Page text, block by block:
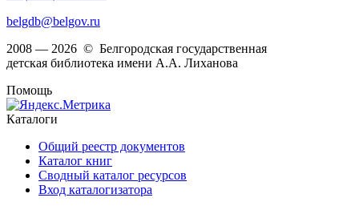
belgdb@belgov.ru
2008 — 2026 © Белгородская государственная
детская библиотека имени А.А. Лиханова
Помощь
Каталоги
Общий реестр документов
Каталог книг
Сводный каталог ресурсов
Вход каталогизатора